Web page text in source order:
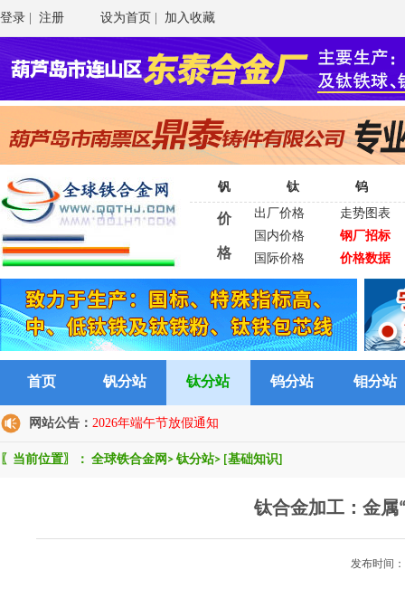
登录 注册 设为首页 加入收藏
钒 钛 钨
价
格
出厂价格
走势图表
国内价格
钢厂招标
国际价格
价格数据
首页 钒分站 钛分站 钨分站 钼分站
网站公告： 2026年端午节放假通知
〖当前位置〗： 全球铁合金网 > 钛分站> [基础知识]
钛合金加工：金属
发布时间